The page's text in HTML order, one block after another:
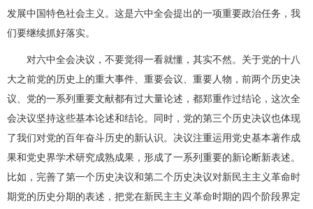
发展中国特色社会主义。这是六中全会提出的一项重要政治任务，我
们要继续抓好落实。
对六中全会决议，不要觉得一看就懂，其实不然。关于党的十八
大之前党的历史上的重大事件、重要会议、重要人物，前两个历史决
议、党的一系列重要文献都有过大量论述，都郑重作过结论，这次全
会决议坚持这些基本论述和结论。同时，党的第三个历史决议也体现
了我们对党的百年奋斗历史的新认识。决议注重运用党史基本著作成
果和党史界学术研究成熟成果，形成了一系列重要的新论断新表述。
比如，完善了第一个历史决议和第二个历史决议对新民主主义革命时
期党的历史分期的表述，把党在新民主主义革命时期的四个阶段界定